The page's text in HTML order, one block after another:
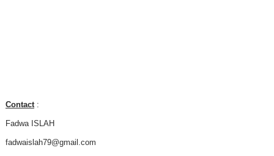
Contact:
Fadwa ISLAH
fadwaislah79@gmail.com